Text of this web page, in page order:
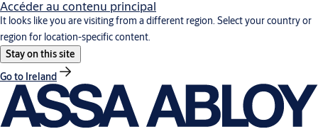
Accéder au contenu principal
It looks like you are visiting from a different region. Select your country or
region for location-specific content.
Stay on this site
Go to Ireland